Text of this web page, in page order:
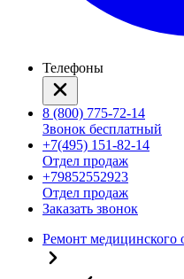
Телефоны
8 (800) 775-72-14
Звонок бесплатный
+7(495) 151-82-14
Отдел продаж
+79852552923
Отдел продаж
Заказать звонок
Ремонт медицинского